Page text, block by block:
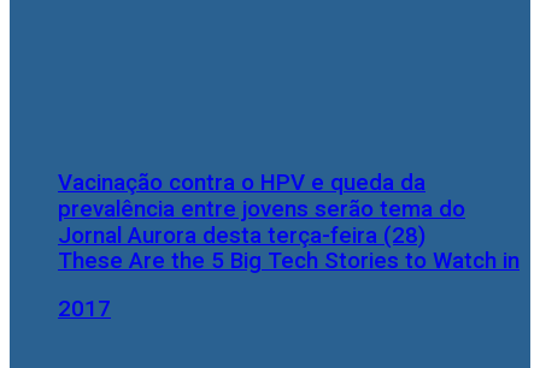
These Are the 5 Big Tech Stories to Watch in
2017
Vacinação contra o HPV e queda da
prevalência entre jovens serão tema do
Jornal Aurora desta terça-feira (28)